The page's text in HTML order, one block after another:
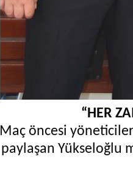
“HER
Maç öncesi
paylaşan Yükseloğlu